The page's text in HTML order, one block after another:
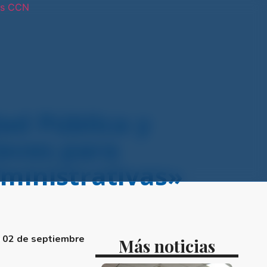
CCN
Pública y
para
02 de septiembre
Más noticias